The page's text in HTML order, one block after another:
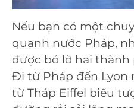
Nếu bạn có một
quanh nước Pháp,
được bỏ lỡ hai thành
Đi từ Pháp đến Lyon
từ Tháp Eiffel biểu